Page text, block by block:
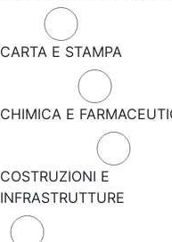
CARTA E STAMPA
CHIMICA E
COSTRUZIONI E
INFRASTRUTTURE